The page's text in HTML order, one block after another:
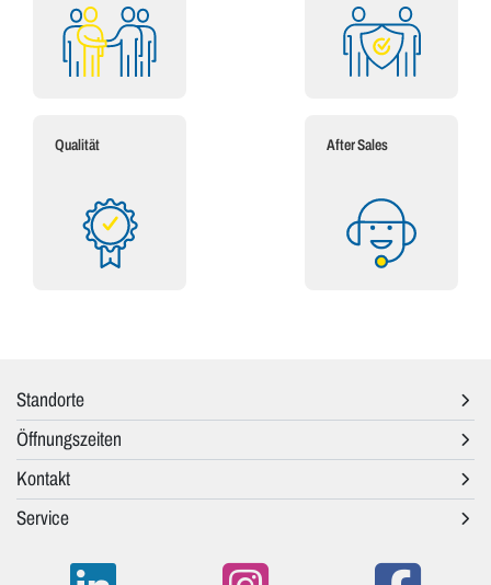
Qualität After Sales
Standorte
Öffnungszeiten
Kontakt
Service